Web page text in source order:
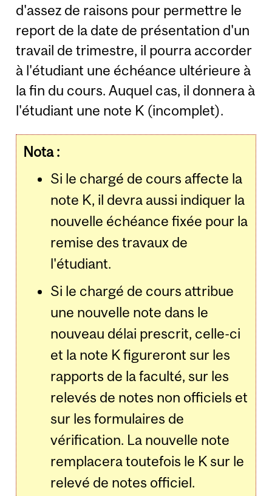
d'assez de raisons pour permettre le
report de la date de présentation d'un
travail de trimestre, il pourra accorder
à l'étudiant une échéance ultérieure à
la fin du cours. Auquel cas, il donnera à
l'étudiant une note K (incomplet).
Nota :
Si le chargé de cours affecte la
note K, il devra aussi indiquer la
nouvelle échéance fixée pour la
remise des travaux de
l'étudiant.
Si le chargé de cours attribue
une nouvelle note dans le
nouveau délai prescrit, celle-ci
et la note K figureront sur les
rapports de la faculté, sur les
relevés de notes non officiels et
sur les formulaires de
vérification. La nouvelle note
remplacera toutefois le K sur le
relevé de notes officiel.